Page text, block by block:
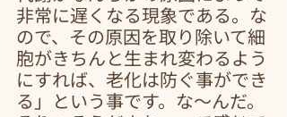
非常に遅くなる現象である。な
ので、その原因を取り除いて細
胞がきちんと生まれ変わるよう
にすれば、老化は防ぐ事ができ
る」という事です。な～んだ。